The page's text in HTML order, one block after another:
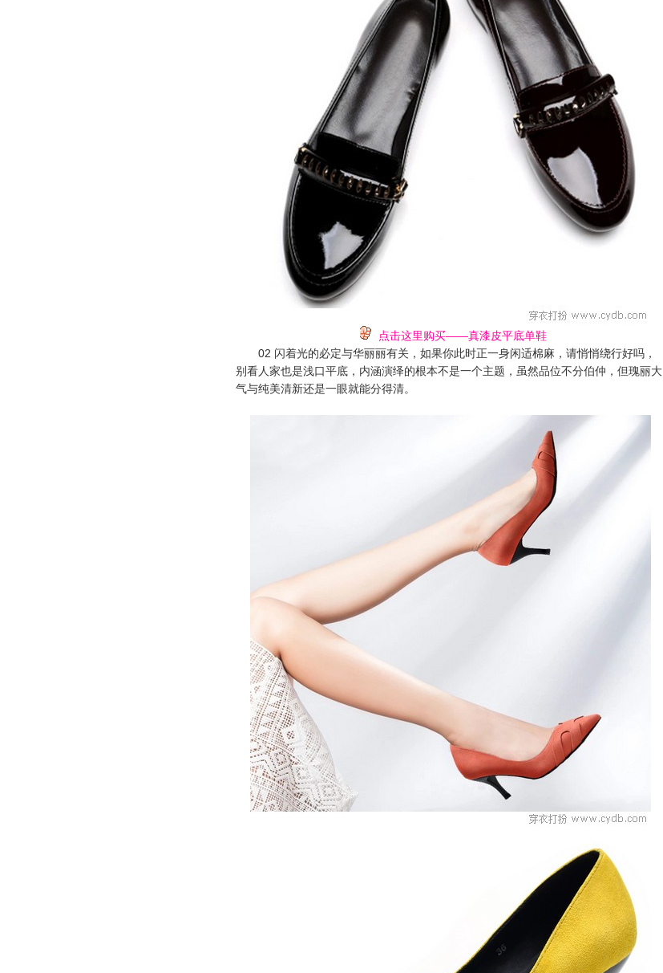
点击这里购买——真漆皮平底单鞋
02 闪着光的必定与华丽丽有关，如果你此时正一身闲适棉麻，请悄悄绕行好吗，
别看人家也是浅口平底，内涵演绎的根本不是一个主题，虽然品位不分伯仲，但瑰丽大
气与纯美清新还是一眼就能分得清。